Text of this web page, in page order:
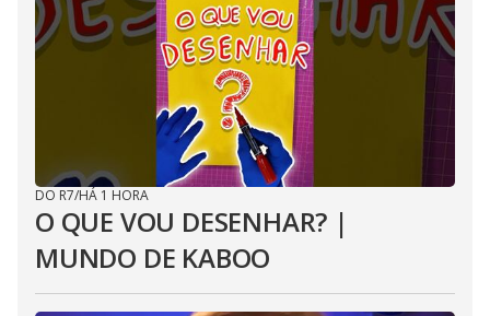
DO R7/HÁ 1 HORA
O QUE VOU DESENHAR? |
MUNDO DE KABOO